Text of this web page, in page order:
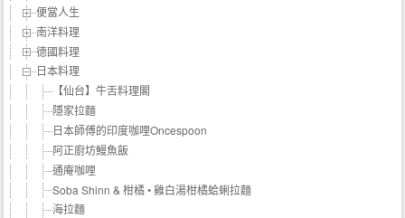
便當人生
南洋料理
德國料理
日本料理
【仙台】牛舌料理閣
隱家拉麵
日本師傅的印度咖哩Oncespoon
阿正廚坊鰻魚飯
通庵咖哩
Soba Shinn & 柑橘 • 雞白湯柑橘蛤蜊拉麵
海拉麵